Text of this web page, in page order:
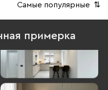
Самые популярные ⇅
примерка